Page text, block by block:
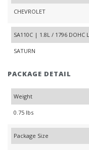
CHEVROLET
SA110C | 1.8L / 1796
SATURN
PACKAGE DETAIL
Weight
0.75 lbs
Package Size